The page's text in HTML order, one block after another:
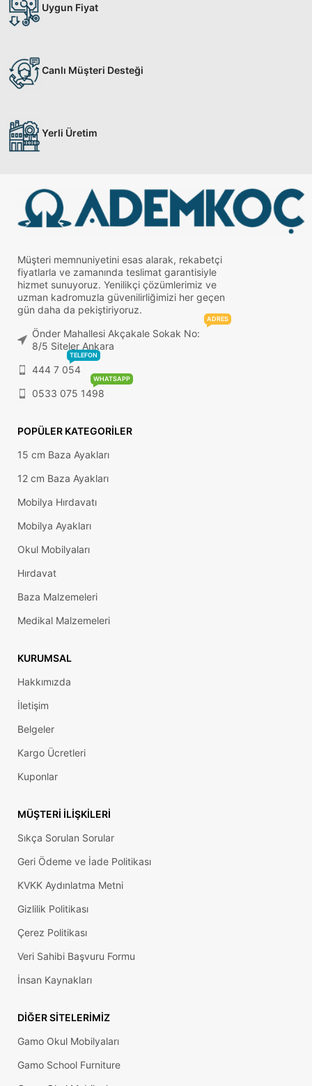
Uygun Fiyat
Canlı Müşteri Desteği
Yerli Üretim
Müşteri memnuniyetini esas alarak, rekabetçi
fiyatlarla ve zamanında teslimat garantisiyle
hizmet sunuyoruz. Yenilikçi çözümlerimiz ve
uzman kadromuzla güvenilirliğimizi her geçen
gün daha da pekiştiriyoruz.
Önder Mahallesi Akçakale Sokak No:
8/5 Siteler Ankara
ADRES
444 7 054
TELEFON
0533 075 1498
WHATSAPP
POPÜLER KATEGORILER
15 cm Baza Ayakları
12 cm Baza Ayakları
Mobilya Hırdavatı
Mobilya Ayakları
Okul Mobilyaları
Hırdavat
Baza Malzemeleri
Medikal Malzemeleri
KURUMSAL
Hakkımızda
İletişim
Belgeler
Kargo Ücretleri
Kuponlar
MÜŞTERI İLIŞKILERI
Sıkça Sorulan Sorular
Geri Ödeme ve İade Politikası
KVKK Aydınlatma Metni
Gizlilik Politikası
Çerez Politikası
Veri Sahibi Başvuru Formu
İnsan Kaynakları
DIĞER SITELERIMIZ
Gamo Okul Mobilyaları
Gamo School Furniture